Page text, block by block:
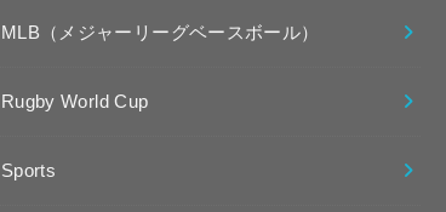
MLB（メジャーリーグベースボール）
Rugby World Cup
Sports